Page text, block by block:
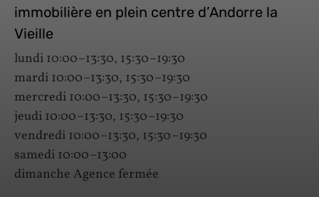
immobilière en plein centre d’Andorre la
Vieille
lundi 10:00–13:30, 15:30–19:30
mardi 10:00–13:30, 15:30–19:30
mercredi 10:00–13:30, 15:30–19:30
jeudi 10:00–13:30, 15:30–19:30
vendredi 10:00–13:30, 15:30–19:30
samedi 10:00–13:00
dimanche Agence fermée